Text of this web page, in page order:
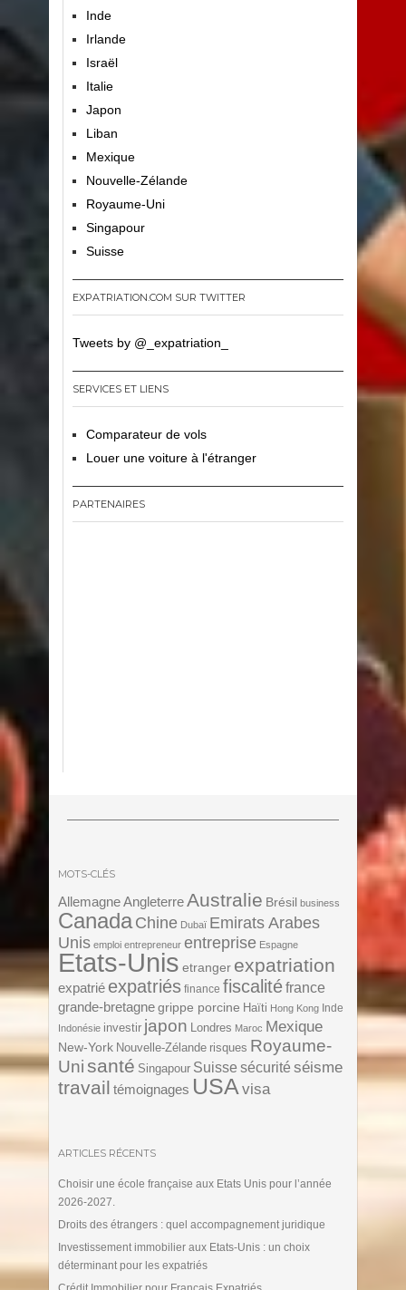
Inde
Irlande
Israël
Italie
Japon
Liban
Mexique
Nouvelle-Zélande
Royaume-Uni
Singapour
Suisse
EXPATRIATION.COM SUR TWITTER
Tweets by @_expatriation_
SERVICES ET LIENS
Comparateur de vols
Louer une voiture à l'étranger
PARTENAIRES
MOTS-CLÉS
Allemagne Angleterre Australie Brésil business
Canada Chine Dubaï Emirats Arabes
Unis emploi entrepreneur entreprise Espagne
Etats-Unis etranger expatriation
expatrié expatriés finance fiscalitéfrance
grande-bretagne grippe porcine Haïti Hong Kong Inde
Indonésie investir japon Londres Maroc Mexique
New-York Nouvelle-Zélande risques Royaume-
Unisanté Singapour Suisse sécurité séisme
travail témoignages USA visa
ARTICLES RÉCENTS
Choisir une école française aux Etats Unis pour l’année
2026-2027.
Droits des étrangers : quel accompagnement juridique
Investissement immobilier aux Etats-Unis : un choix
déterminant pour les expatriés